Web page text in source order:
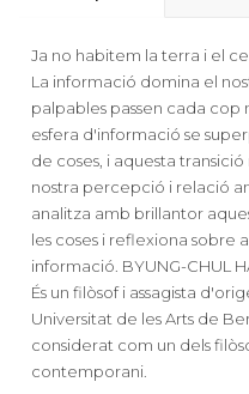
Ja no habitem la terra i el
La informació domina el
palpables passen cada cop
esfera d'informació se
de coses, i aquesta
nostra percepció i relació
analitza amb brillantor
les coses i reflexiona sobre
informació. BYUNG-CHUL
És un filòsof i assagista
Universitat de les Arts de
considerat com un dels
contemporani.